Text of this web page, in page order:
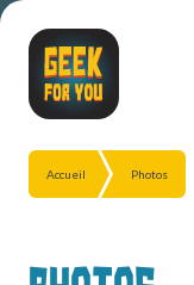
Accueil Photos